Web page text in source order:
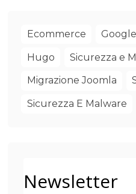
Ecommerce
Hugo Sicurezza e
Migrazione Joomla
Sicurezza E Malware
Newsletter